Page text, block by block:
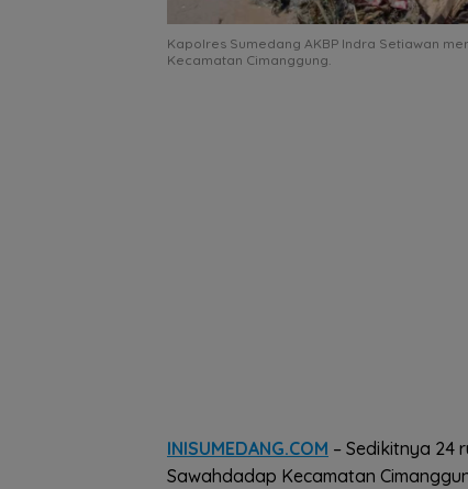
Kapolres Sumedang AKBP Indra Setiawan
Kecamatan Cimanggung.
INISUMEDANG.COM – Sedikitnya 24
Sawahdadap Kecamatan